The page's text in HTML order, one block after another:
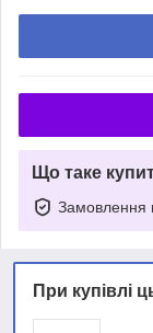
Що таке
Замовлення
При купівлі